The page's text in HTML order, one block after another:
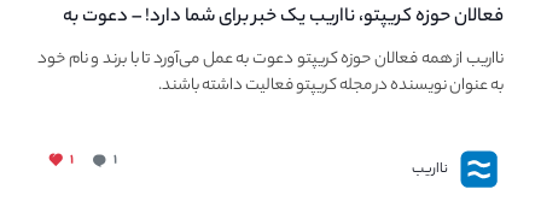
فعالان حوزه کریپتو، نااریب یک خبر برای شما دارد! – دعوت به
فعالیت در مجله کریپتو
نااریب از همه فعالان حوزه کریپتو دعوت به عمل می‌آورد تا با برند و نام خود
به عنوان نویسنده در مجله کریپتو فعالیت داشته باشند.
نااریب ۱ ۱